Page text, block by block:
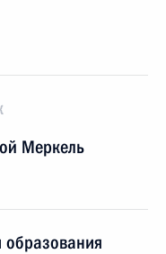
Меркель
образования